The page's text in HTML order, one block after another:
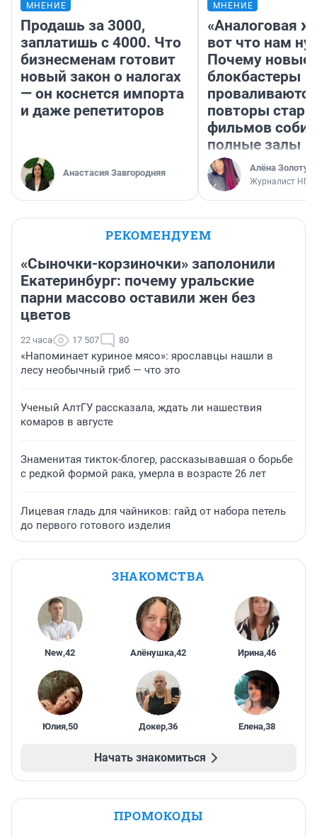
МНЕНИЕ
Продашь за 3000,
заплатишь с 4000. Что
бизнесменам готовит
новый закон о налогах
— он коснется импорта
и даже репетиторов
Анастасия Завгородняя
МНЕНИЕ
«Аналоговая
вот что нам
Почему новые
блокбастеры
повторы
фильмов
полные залы
Алёна
Журналист НГС
РЕКОМЕНДУЕМ
«Сыночки-корзиночки» заполонили
Екатеринбург: почему уральские
парни массово оставили жен без
цветов
22 часа 17 507 80
«Напоминает куриное мясо»: ярославцы нашли в
лесу необычный гриб — что это
Ученый АлтГУ рассказала, ждать ли нашествия
комаров в августе
Знаменитая тикток-блогер, рассказывавшая о борьбе
с редкой формой рака, умерла в возрасте 26 лет
Лицевая гладь для чайников: гайд от набора петель
до первого готового изделия
ЗНАКОМСТВА
New,42 Алёнушка,42 Ирина,46
Юлия,50 Докер,36 Елена,38
Начать знакомиться
ПРОМОКОДЫ